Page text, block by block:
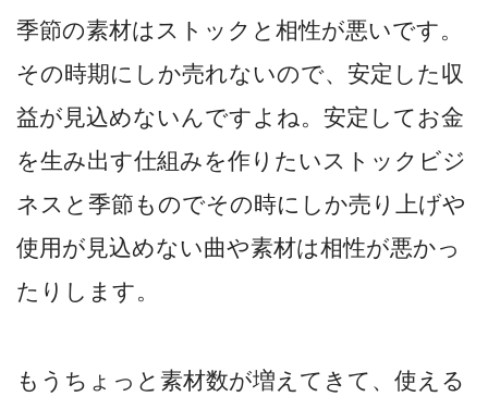
季節の素材はストックと相性が悪いです。
その時期にしか売れないので、安定した収
益が見込めないんですよね。安定してお金
を生み出す仕組みを作りたいストックビジ
ネスと季節ものでその時にしか売り上げや
使用が見込めない曲や素材は相性が悪かっ
たりします。
もうちょっと素材数が増えてきて、使える